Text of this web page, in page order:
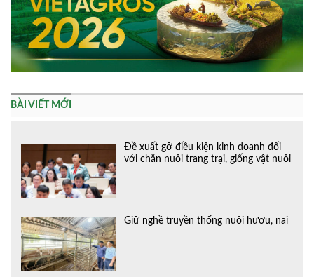
BÀI VIẾT MỚI
Đề xuất gỡ điều kiện kinh doanh đối
với chăn nuôi trang trại, giống vật nuôi
Giữ nghề truyền thống nuôi hươu, nai